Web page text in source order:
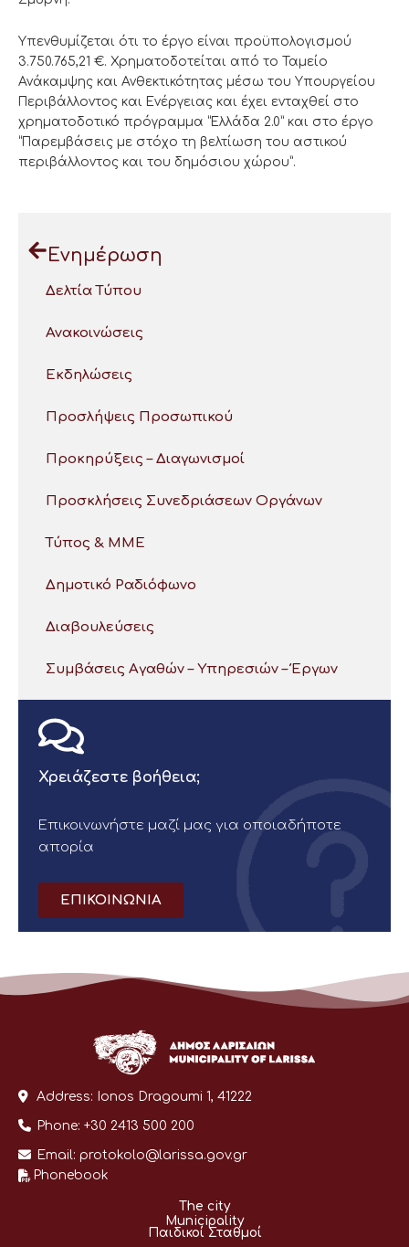
Υπενθυμίζεται ότι το έργο είναι προϋπολογισμού
3.750.765,21 €. Χρηματοδοτείται από το Ταμείο
Ανάκαμψης και Ανθεκτικότητας μέσω του Υπουργείου
Περιβάλλοντος και Ενέργειας και έχει ενταχθεί στο
χρηματοδοτικό πρόγραμμα “Ελλάδα 2.0” και στο έργο
“Παρεμβάσεις με στόχο τη βελτίωση του αστικού
περιβάλλοντος και του δημόσιου χώρου”.
Ενημέρωση
Δελτία Τύπου
Ανακοινώσεις
Εκδηλώσεις
Προσλήψεις Προσωπικού
Προκηρύξεις – Διαγωνισμοί
Προσκλήσεις Συνεδριάσεων Οργάνων
Τύπος & ΜΜΕ
Δημοτικό Ραδιόφωνο
Διαβουλεύσεις
Συμβάσεις Αγαθών – Υπηρεσιών – Έργων
Χρειάζεστε βοήθεια;
Επικοινωνήστε μαζί μας για οποιαδήποτε
απορία
ΕΠΙΚΟΙΝΩΝΙΑ
Address: Ionos Dragoumi 1, 41222
Phone: +30 2413 500 200
Email: protokolo@larissa.gov.gr
Phonebook
The city
Municipality
Παιδικοί Σταθμοί